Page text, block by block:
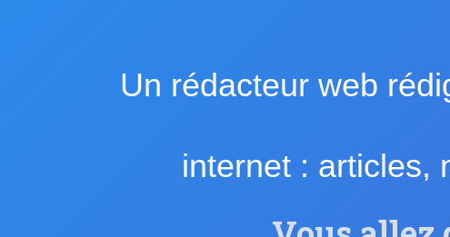
Un rédacteur web
internet : articles,